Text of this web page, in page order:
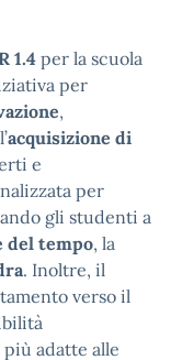
1.4per la scuola
per
,
acquisizione di
e
per
gli studenti a
del tempo, la
. Inoltre, il
verso il
adatte alle